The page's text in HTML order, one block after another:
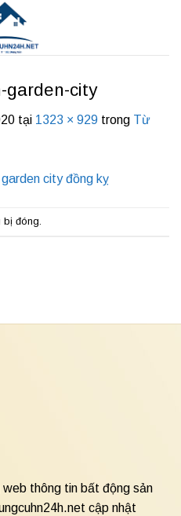
garden-city
tại 1323 × 929 trong Từ
đóng.
thông tin bất động sản
cập nhật